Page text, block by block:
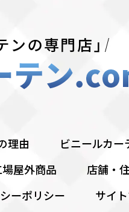
理由 ビニールカー
屋外商品 店舗・
ーポリシー サイ